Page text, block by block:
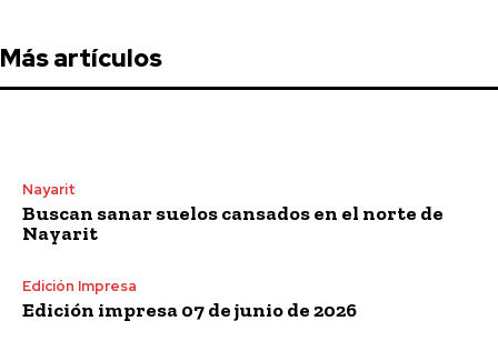
Más artículos
Nayarit
Buscan sanar suelos cansados en el norte de
Nayarit
Edición Impresa
Edición impresa 07 de junio de 2026